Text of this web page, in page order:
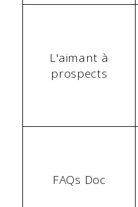
L'aimant à
prospects
FAQs Doc